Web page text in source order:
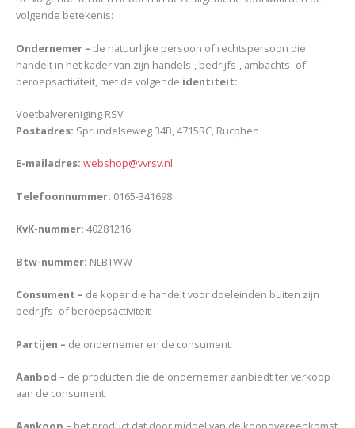
volgende betekenis:
Ondernemer – de natuurlijke persoon of rechtspersoon die
handelt in het kader van zijn handels-, bedrijfs-, ambachts- of
beroepsactiviteit, met de volgende identiteit:
Voetbalvereniging RSV
Postadres: Sprundelseweg 34B, 4715RC, Rucphen
E-mailadres: webshop@vvrsv.nl
Telefoonnummer: 0165-341698
KvK-nummer: 40281216
Btw-nummer: NLBTWW
Consument – de koper die handelt voor doeleinden buiten zijn
bedrijfs- of beroepsactiviteit
Partijen – de ondernemer en de consument
Aanbod – de producten die de ondernemer aanbiedt ter verkoop
aan de consument